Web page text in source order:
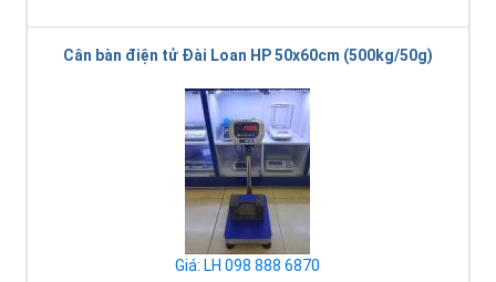
Cân bàn điện tử Đài Loan HP 50x60cm (500kg/50g)
Giá: LH 098 888 6870